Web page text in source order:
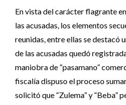
En vista del carácter flagrante
las acusadas, los elementos
reunidas, entre ellas se destacó
de las acusadas quedó
maniobra de “pasamano”
fiscalía dispuso el proceso
solicitó que “Zulema” y “Beba”